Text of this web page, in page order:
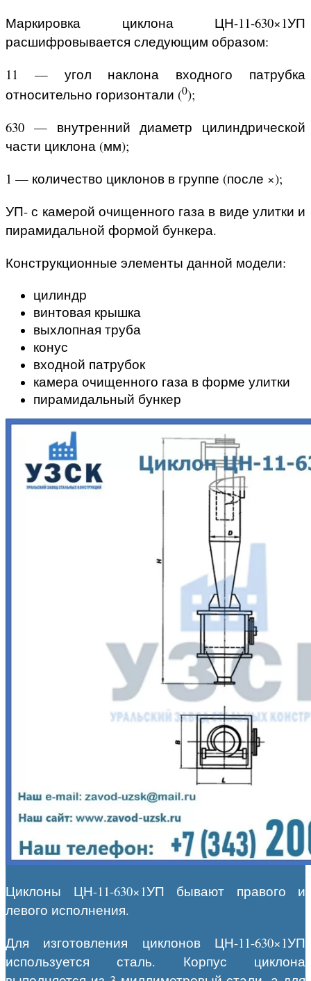
Маркировка циклона ЦН-11-630×1УП
расшифровывается следующим образом:
11 — угол наклона входного патрубка
относительно горизонтали (0);
630 — внутренний диаметр цилиндрической
части циклона (мм);
1 — количество циклонов в группе (после ×);
УП- с камерой очищенного газа в виде улитки и
пирамидальной формой бункера.
Конструкционные элементы данной модели:
цилиндр
винтовая крышка
выхлопная труба
конус
входной патрубок
камера очищенного газа в форме улитки
пирамидальный бункер
Циклоны ЦН-11-630×1УП бывают правого и
левого исполнения.
Для изготовления циклонов ЦН-11-630×1УП
используется сталь. Корпус циклона